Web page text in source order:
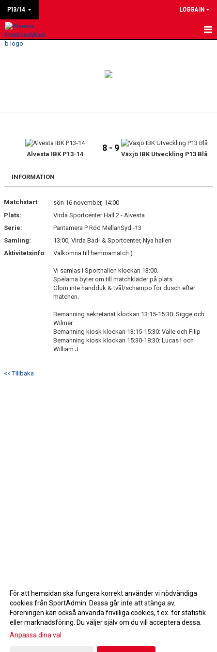
P13/14 LOGGA IN
HEM
BILDGALLERI
KONTAKT
Alvesta IBK P13-14
8 - 9
Växjö IBK Utveckling P13 Blå
INFORMATION
Matchstart:
sön 16 november, 14:00
Plats:
Virda Sportcenter Hall 2 - Alvesta
Serie:
Pantamera P Röd MellanSyd -13
Samling:
13:00, Virda Bad- & Sportcenter, Nya hallen
Aktivitetsinfo:
Välkomna till hemmamatch:)
Vi samlas i Sporthallen klockan 13:00.
Spelarna byter om till matchkläder på plats.
Glöm inte handduk & tvål/schampo för dusch efter
matchen.
Bemanning sekretariat klockan 13:15-15:30: Sigge och
Wilmer
Bemanning kiosk klockan 13:15-15:30: Valle och Filip
Bemanning kiosk klockan 15:30-18:30: Lucas I och
William J
<< Tillbaka
Gå till Webbversion
För att hemsidan ska fungera korrekt använder vi nödvändiga
cookies från SportAdmin. Dessa går inte att stänga av.
Föreningen kan också använda frivilliga cookies, t.ex. för statistik
eller marknadsföring. Du väljer själv om du vill acceptera dessa.
Anpassa dina val